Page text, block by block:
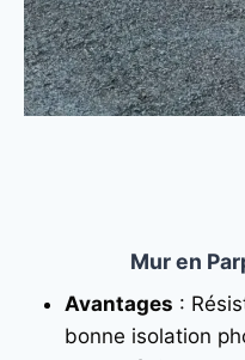
Mur en
Avantages :
bonne isolation